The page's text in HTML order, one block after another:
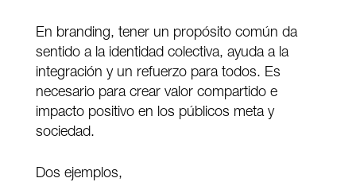
En branding, tener un propósito común da
sentido a la identidad colectiva, ayuda a la
integración y un refuerzo para todos. Es
necesario para crear valor compartido e
impacto positivo en los públicos meta y
sociedad.
Dos ejemplos,